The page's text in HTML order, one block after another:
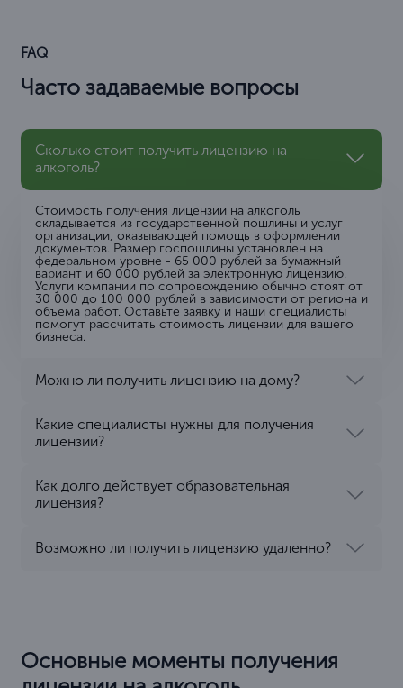
FAQ
Часто задаваемые вопросы
Сколько стоит получить лицензию на
алкоголь?
Стоимость получения лицензии на алкоголь
складывается из государственной пошлины и услуг
организации, оказывающей помощь в оформлении
документов. Размер госпошлины установлен на
федеральном уровне - 65 000 рублей за бумажный
вариант и 60 000 рублей за электронную лицензию.
Услуги компании по сопровождению обычно стоят от
30 000 до 100 000 рублей в зависимости от региона и
объема работ. Оставьте заявку и наши специалисты
помогут рассчитать стоимость лицензии для вашего
бизнеса.
Можно ли получить лицензию на дому?
Какие специалисты нужны для получения
лицензии?
Как долго действует образовательная
лицензия?
Возможно ли получить лицензию удаленно?
Основные моменты получения